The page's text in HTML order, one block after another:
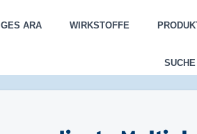
IGES ARA WIRKSTOFFE
SUCHE